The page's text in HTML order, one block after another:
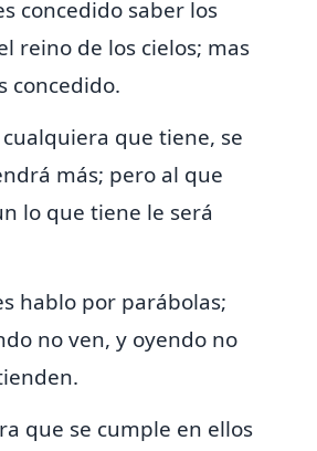
concedido saber los
reino de los cielos; mas
concedido.
que tiene, se
más; pero al que
lo que tiene le será
hablo por parábolas;
no ven, y oyendo no
que se cumple en ellos